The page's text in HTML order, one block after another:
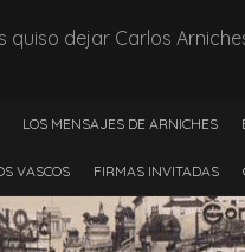
quiso dejar Carlos
LOS MENSAJES DE ARNICHES
VASCOS FIRMAS INVITADAS